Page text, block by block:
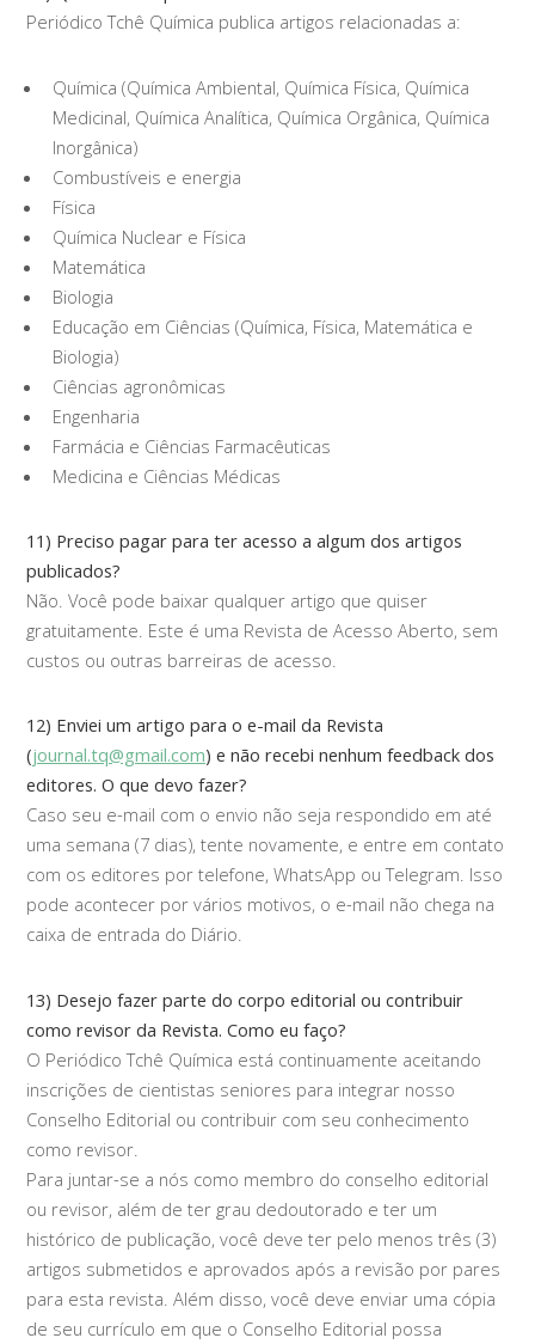
Periódico Tchê Química publica artigos relacionadas a:
Química (Química Ambiental, Química Física, Química
Medicinal, Química Analítica, Química Orgânica, Química
Inorgânica)
Combustíveis e energia
Física
Química Nuclear e Física
Matemática
Biologia
Educação em Ciências (Química, Física, Matemática e
Biologia)
Ciências agronômicas
Engenharia
Farmácia e Ciências Farmacêuticas
Medicina e Ciências Médicas
11) Preciso pagar para ter acesso a algum dos artigos
publicados?
Não. Você pode baixar qualquer artigo que quiser
gratuitamente. Este é uma Revista de Acesso Aberto, sem
custos ou outras barreiras de acesso.
12) Enviei um artigo para o e-mail da Revista
(journal.tq@gmail.com) e não recebi nenhum feedback dos
editores. O que devo fazer?
Caso seu e-mail com o envio não seja respondido em até
uma semana (7 dias), tente novamente, e entre em contato
com os editores por telefone, WhatsApp ou Telegram. Isso
pode acontecer por vários motivos, o e-mail não chega na
caixa de entrada do Diário.
13) Desejo fazer parte do corpo editorial ou contribuir
como revisor da Revista. Como eu faço?
O Periódico Tchê Química está continuamente aceitando
inscrições de cientistas seniores para integrar nosso
Conselho Editorial ou contribuir com seu conhecimento
como revisor.
Para juntar-se a nós como membro do conselho editorial
ou revisor, além de ter grau dedoutorado e ter um
histórico de publicação, você deve ter pelo menos três (3)
artigos submetidos e aprovados após a revisão por pares
para esta revista. Além disso, você deve enviar uma cópia
de seu currículo em que o Conselho Editorial possa